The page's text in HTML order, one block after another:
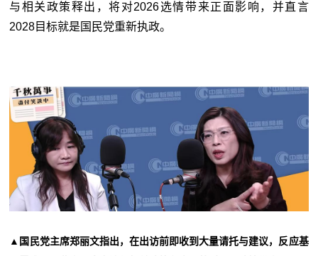
与相关政策释出，将对2026选情带来正面影响，并直言
2028目标就是国民党重新执政。
▲国民党主席郑丽文指出，在出访前即收到大量请托与建议，反应基